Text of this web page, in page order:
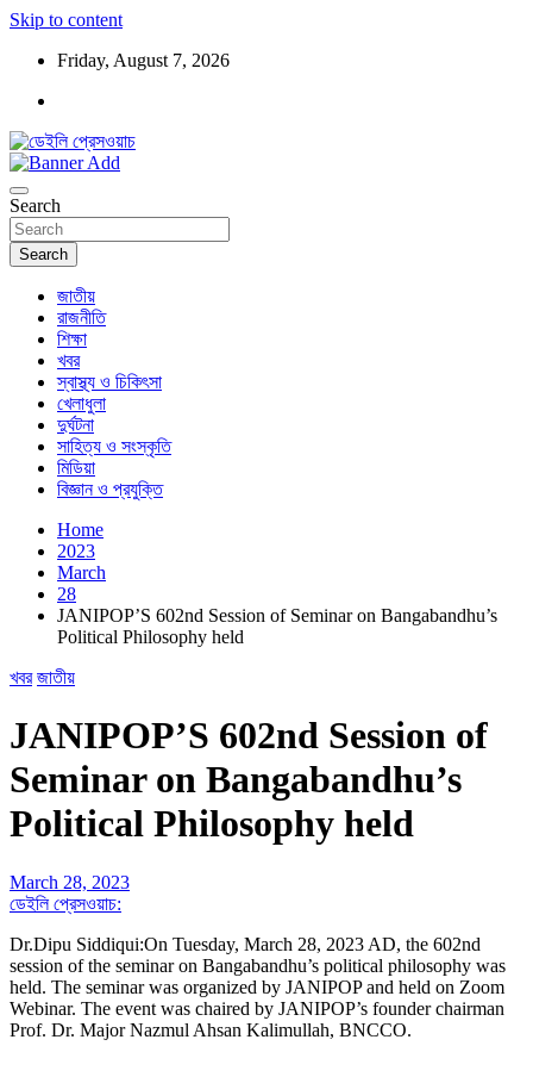
Skip to content
Friday, August 7, 2026
ডেইলি প্রেসওয়াচ
Search
Search
জাতীয়
রাজনীতি
শিক্ষা
খবর
স্বাস্থ্য ও চিকিৎসা
খেলাধুলা
দুর্ঘটনা
সাহিত্য ও সংস্কৃতি
মিডিয়া
বিজ্ঞান ও প্রযুক্তি
Home
2023
March
28
JANIPOP’S 602nd Session of Seminar on Bangabandhu’s
Political Philosophy held
খবর জাতীয়
JANIPOP’S 602nd Session of
Seminar on Bangabandhu’s
Political Philosophy held
March 28, 2023
ডেইলি প্রেসওয়াচ:
Dr.Dipu Siddiqui:On Tuesday, March 28, 2023 AD, the 602nd
session of the seminar on Bangabandhu’s political philosophy was
held. The seminar was organized by JANIPOP and held on Zoom
Webinar. The event was chaired by JANIPOP’s founder chairman
Prof. Dr. Major Nazmul Ahsan Kalimullah, BNCCO.